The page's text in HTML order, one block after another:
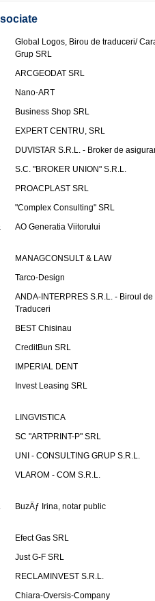
Global Logos, Birou de traduceri/
Grup SRL
ARCGEODAT SRL
Nano-ART
Business Shop SRL
EXPERT CENTRU, SRL
DUVISTAR S.R.L. - Broker de
S.C. "BROKER UNION" S.R.L.
PROACPLAST SRL
"Complex Consulting" SRL
AO Generatia Viitorului
MANAGCONSULT & LAW
Tarco-Design
ANDA-INTERPRES S.R.L. - Biroul de
Traduceri
BEST Chisinau
CreditBun SRL
IMPERIAL DENT
Invest Leasing SRL
LINGVISTICA
SC "ARTPRINT-P" SRL
UNI - CONSULTING GRUP S.R.L.
VLAROM - COM S.R.L.
BuzÄƒ Irina, notar public
Efect Gas SRL
Just G-F SRL
RECLAMINVEST S.R.L.
Chiara-Oversis-Company